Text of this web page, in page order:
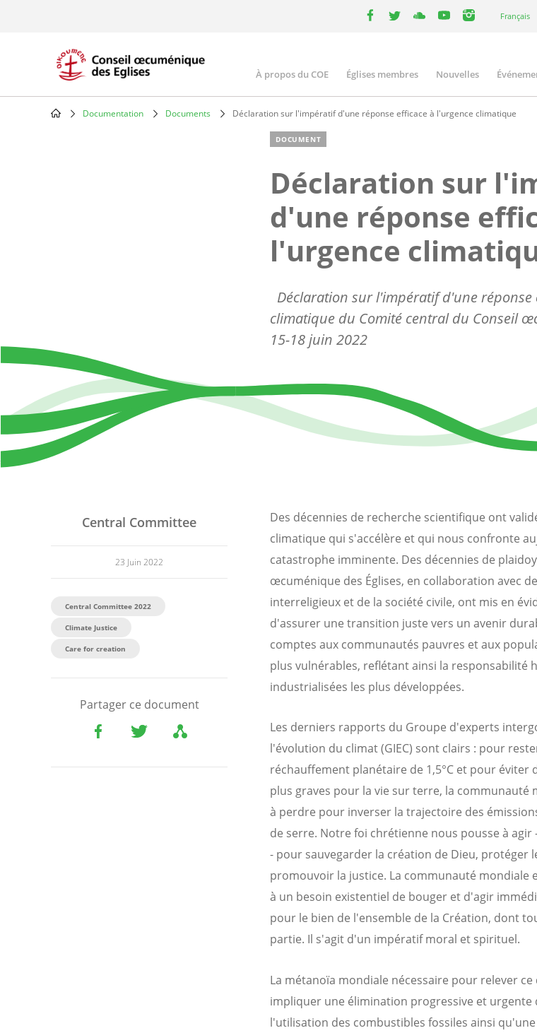
your
Français
Main
navigation
À propos du COE Églises membres Nouvelles
Documentation Documents Déclaration sur l'impératif d'une réponse efficace à l'urgence climatique
DOCUMENT
Déclaration sur
d'une réponse
l'urgence
Déclaration sur l'impératif d'une réponse
climatique du Comité central du Conseil
15-18 juin 2022
Central Committee
23 Juin 2022
Central Committee 2022
Climate Justice
Care for creation
Partager ce document
Des décennies de recherche scientifique ont
climatique qui s'accélère et qui nous confronte
catastrophe imminente. Des décennies de
œcuménique des Églises, en collaboration avec
interreligieux et de la société civile, ont mis en
d'assurer une transition juste vers un avenir
comptes aux communautés pauvres et aux
plus vulnérables, reflétant ainsi la responsabilité
industrialisées les plus développées.
Les derniers rapports du Groupe d'experts
l'évolution du climat (GIEC) sont clairs : pour
réchauffement planétaire de 1,5°C et pour éviter
plus graves pour la vie sur terre, la communauté
à perdre pour inverser la trajectoire des
de serre. Notre foi chrétienne nous pousse à
- pour sauvegarder la création de Dieu, protéger
promouvoir la justice. La communauté mondiale
à un besoin existentiel de bouger et d'agir
pour le bien de l'ensemble de la Création, dont
partie. Il s'agit d'un impératif moral et spirituel.
La métanoïa mondiale nécessaire pour relever
impliquer une élimination progressive et urgente
l'utilisation des combustibles fossiles ainsi